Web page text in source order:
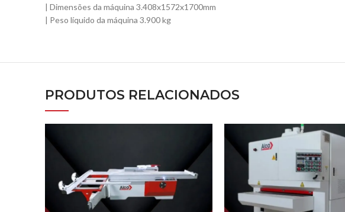
| Dimensões da máquina 3.408x1572x1700mm
| Peso líquido da máquina 3.900 kg
PRODUTOS RELACIONADOS